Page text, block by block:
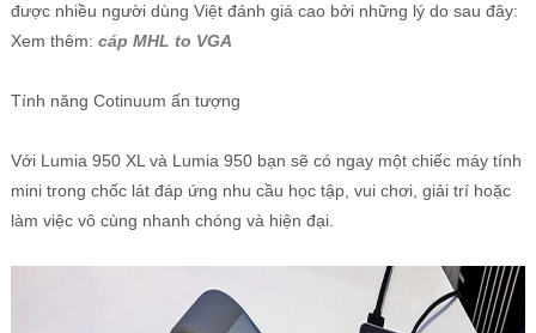
được nhiều người dùng Việt đánh giá cao bởi những lý do sau đây:
Xem thêm: cáp MHL to VGA
Tính năng Cotinuum ấn tượng
Với Lumia 950 XL và Lumia 950 bạn sẽ có ngay một chiếc máy tính
mini trong chốc lát đáp ứng nhu cầu học tập, vui chơi, giải trí hoặc
làm việc vô cùng nhanh chóng và hiện đại.